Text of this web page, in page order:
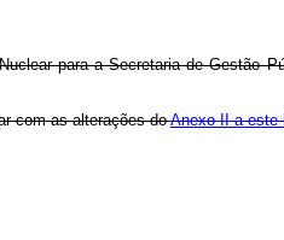
para a Secretaria de Gestão
com as alterações doAnexo II a este